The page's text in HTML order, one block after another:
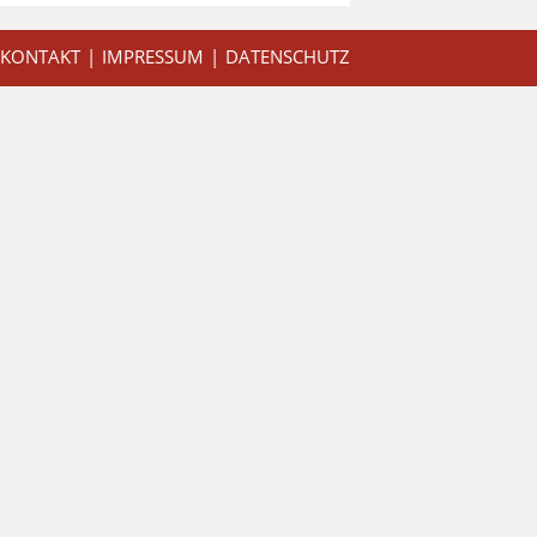
KONTAKT IMPRESSUM DATENSCHUTZ